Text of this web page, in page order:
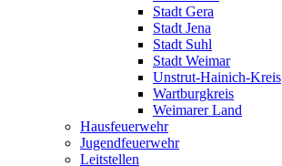
Stadt Gera
Stadt Jena
Stadt Suhl
Stadt Weimar
Unstrut-Hainich-Kreis
Wartburgkreis
Weimarer Land
Hausfeuerwehr
Jugendfeuerwehr
Leitstellen